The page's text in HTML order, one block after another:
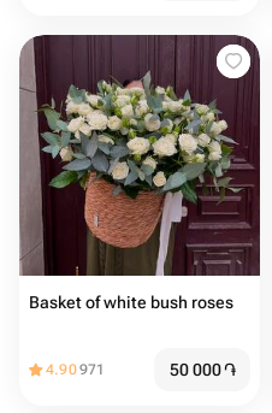
Basket of white bush roses
4.90971 50 000֏